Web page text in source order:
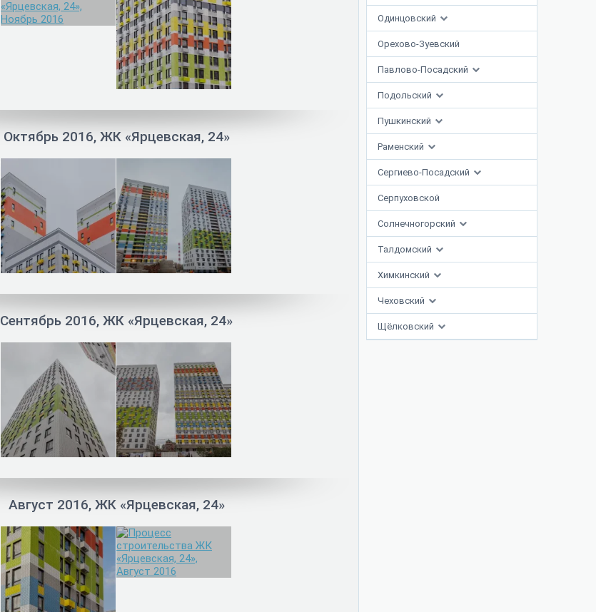
Одинцовский
Орехово-Зуевский
Павлово-Посадский
Подольский
Пушкинский
Раменский
Сергиево-Посадский
Серпуховской
Солнечногорский
Талдомский
Химкинский
Чеховский
Щёлковский
Октябрь 2016, ЖК «Ярцевская, 24»
Сентябрь 2016, ЖК «Ярцевская, 24»
Август 2016, ЖК «Ярцевская, 24»